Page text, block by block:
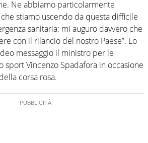
Ne abbiamo particolarmente
stiamo uscendo da questa difficile
sanitaria: mi auguro davvero che
con il rilancio del nostro Paese”. Lo
messaggio il ministro per le
sport Vincenzo Spadafora in occasione
corsa rosa.